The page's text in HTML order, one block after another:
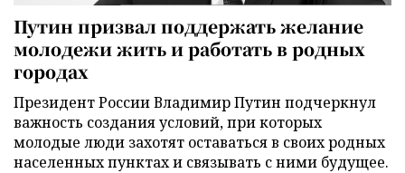
Путин призвал поддержать желание
молодежи жить и работать в родных
городах
Президент России Владимир Путин подчеркнул
важность создания условий, при которых
молодые люди захотят оставаться в своих родных
населенных пунктах и связывать с ними будущее.